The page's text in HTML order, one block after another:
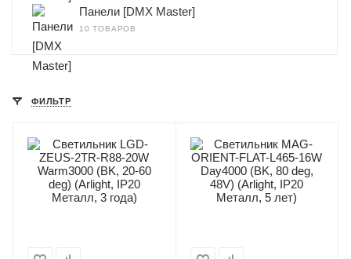
Панели [DMX Master]
10 ТОВАРОВ
ФИЛЬТР